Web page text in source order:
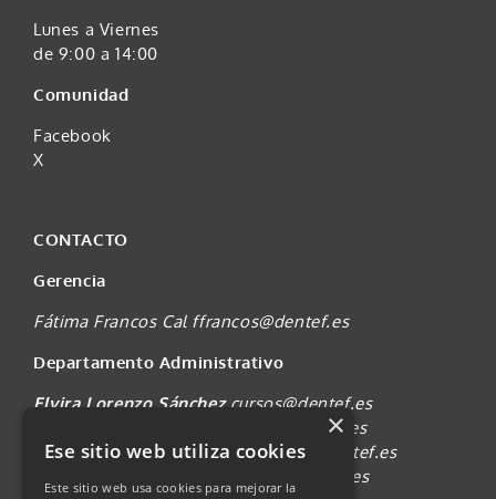
Lunes a Viernes
de 9:00 a 14:00
Comunidad
Facebook
X
CONTACTO
Gerencia
Fátima Francos Cal ffrancos@dentef.es
Departamento Administrativo
Elvira Lorenzo Sánchez cursos@dentef.es
secretaria@dentef.es
Anjara González Herrera padican@dentef.es
reclamaciones@dentef.es
×
Ese sitio web utiliza cookies
Este sitio web usa cookies para mejorar la